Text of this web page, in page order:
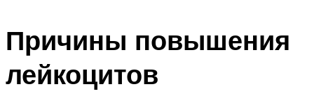
Причины повышения
лейкоцитов